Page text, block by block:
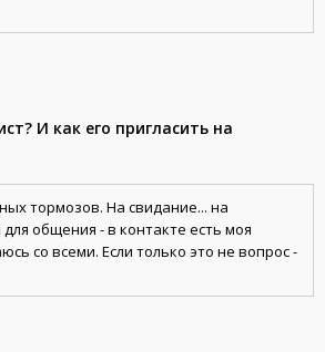
И как его пригласить на
тормозов. На свидание... на
общения - в контакте есть моя
со всеми. Если только это не вопрос -